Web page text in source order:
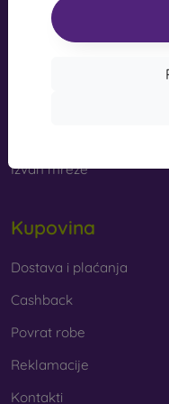
s kvalitetnom
dodatak.
markama su Karl
se koristi samo jedan
Guma i silikon
udarce i
Plastika
popularne. Čvršće
dobre učinke
Koža
info@mobilonline.sk
Izvan mreže
Kupovina
Dostava i plaćanja
Cashback
Povrat robe
Reklamacije
Kontakti